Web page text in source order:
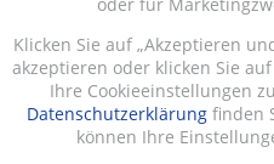
Klicken Sie auf „Akzeptieren
akzeptieren oder klicken Sie
Ihre Cookieeinstellungen
Datenschutzerklärungfinden
können Ihre